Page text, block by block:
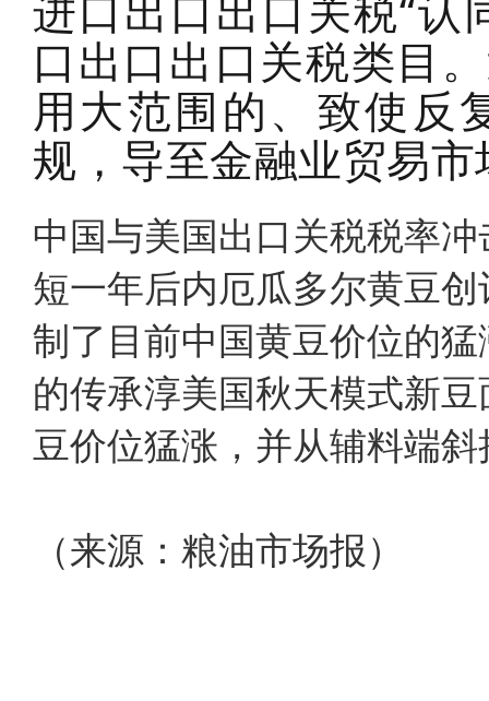
进口出口出口关税“认
口出口出口关税类目
用大范围的、致使反
规，导至金融业贸易
中国与美国出口关税税率
短一年后内厄瓜多尔黄豆
制了目前中国黄豆价位的
的传承淳美国秋天模式新
豆价位猛涨，并从辅料端
（来源：粮油市场报）